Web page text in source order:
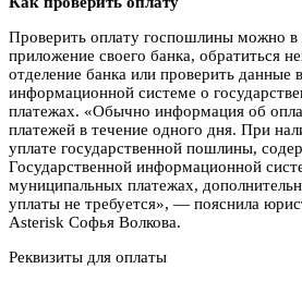
Проверить оплату госпошлины можно в
приложение своего банка, обратиться
отделение банка или проверить данные
информационной системе о
платежах. «Обычно информация об
платежей в течение одного дня. При
уплате государственной пошлины,
Государственной информационной
муниципальных платежах,
уплаты не требуется», — пояснила
Asterisk Софья Волкова.
Реквизиты для оплаты